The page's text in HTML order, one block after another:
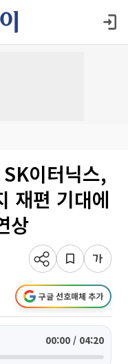
이터닉스,
재편 기대에
상
구글 선호매체 추가
00:00 / 04:20